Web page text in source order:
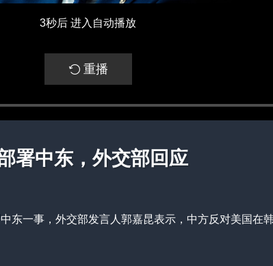
3秒后 进入自动播放
重播
署中东，外交部回应
东一事，外交部发言人郭嘉昆表示，中方反对美国在